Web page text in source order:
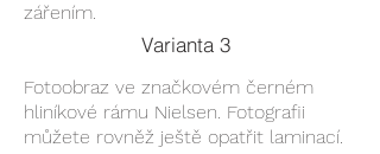
zářením.
Varianta 3
Fotoobraz ve značkovém černém
hliníkové rámu Nielsen. Fotografii
můžete rovněž ještě opatřit laminací.